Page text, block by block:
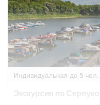
Индивидуальная до 5 чел.
Экскурсия по